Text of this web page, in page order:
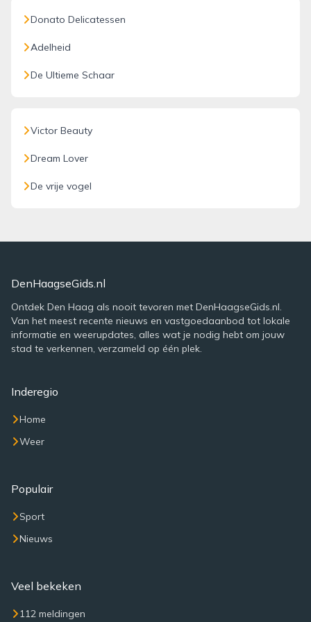
Donato Delicatessen
Adelheid
De Ultieme Schaar
Victor Beauty
Dream Lover
De vrije vogel
DenHaagseGids.nl
Ontdek Den Haag als nooit tevoren met DenHaagseGids.nl.
Van het meest recente nieuws en vastgoedaanbod tot lokale
informatie en weerupdates, alles wat je nodig hebt om jouw
stad te verkennen, verzameld op één plek.
Inderegio
Home
Weer
Populair
Sport
Nieuws
Veel bekeken
112 meldingen